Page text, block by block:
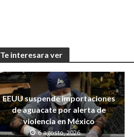
Te interesara ver
EEUU suspende importaciones
de aguacate por alerta de
violencia en México
6 agosto, 2026